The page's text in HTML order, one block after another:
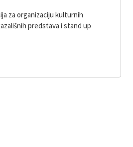
za organizaciju kulturnih
predstava i stand up